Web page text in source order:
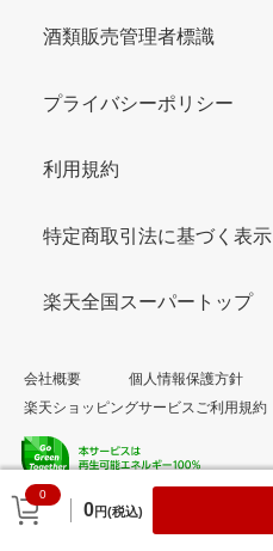
0
0円(税込)
酒類販売管理者標識
プライバシーポリシー
利用規約
特定商取引法に基づく表示
楽天全国スーパートップ
会社概要
個人情報保護方針
楽天ショッピングサービスご利用規約
© Rakuten Group, Inc.